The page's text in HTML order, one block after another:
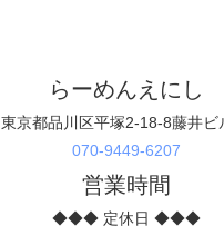
らーめんえにし
東京都品川区平塚2-18-8藤井ビ
070-9449-6207
営業時間
◆◆◆ 定休日 ◆◆◆